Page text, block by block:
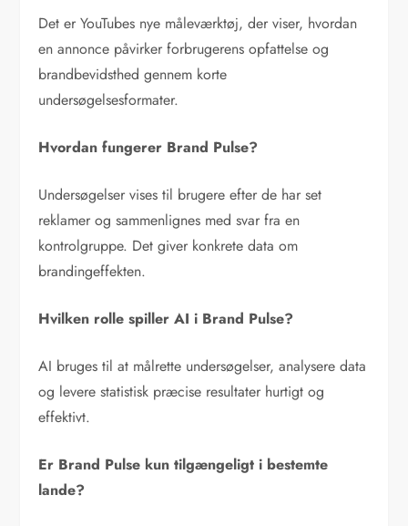
Det er YouTubes nye måleværktøj, der viser, hvordan
en annonce påvirker forbrugerens opfattelse og
brandbevidsthed gennem korte
undersøgelsesformater.
Hvordan fungerer Brand Pulse?
Undersøgelser vises til brugere efter de har set
reklamer og sammenlignes med svar fra en
kontrolgruppe. Det giver konkrete data om
brandingeffekten.
Hvilken rolle spiller AI i Brand Pulse?
AI bruges til at målrette undersøgelser, analysere data
og levere statistisk præcise resultater hurtigt og
effektivt.
Er Brand Pulse kun tilgængeligt i bestemte
lande?